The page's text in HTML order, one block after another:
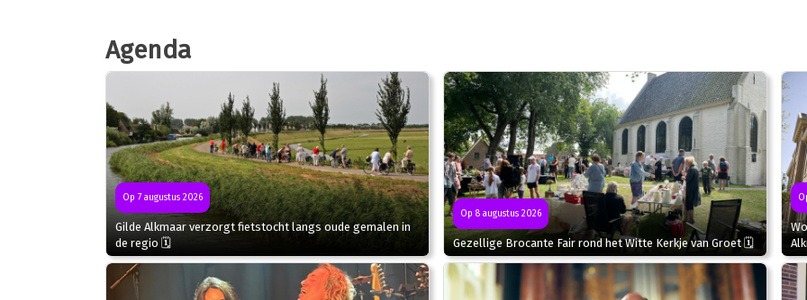
Agenda
Op 7 augustus 2026
Gilde Alkmaar verzorgt fietstocht langs oude gemalen in
de regio 🗓
Op 8 augustus 2026
Gezellige Brocante Fair rond het Witte Kerkje van Groet 🗓